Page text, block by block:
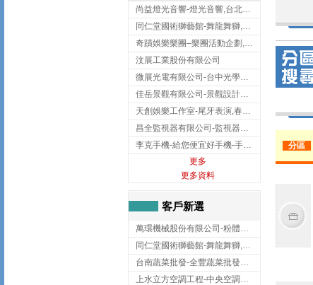
尚益燈光音響-燈光音響,台北燈光音響,台北燈光音響出租
同仁堂國術獅藝館-舞龍舞獅,台中舞龍舞獅
奇蹟娛樂樂團–樂團活動企劃,台中樂團表演,台中婚禮樂團
汶展工業股份有限公司
微展光電有限公司-台中光學鍍膜,optical filter taiwan,台灣光學鍍膜
佳岳景觀有限公司-景觀設計公司,台北景觀設計,台北景觀工程,中山區景觀設計
天創娛樂工作室-尾牙表演,春酒表演,板橋尾牙表演
昌全監視器有限公司-監視器安裝,高雄監視器安裝,鳳山區監視器安裝
李克手機-給您便宜好手機-手機收購,屏東手機收購
更多
更多資料
客戶新選
萬環機械股份有限公司-粉體塗裝設備,輸送機,輸送機設備,台南輸送機
同仁堂國術獅藝館-舞龍舞獅,台中舞龍舞獅
台南蔬菜批發-全豐蔬菜批發專送/台南蔬菜箱宅配到府
上水立方空調工程-中央空調規劃,台北中央空調規劃
分區